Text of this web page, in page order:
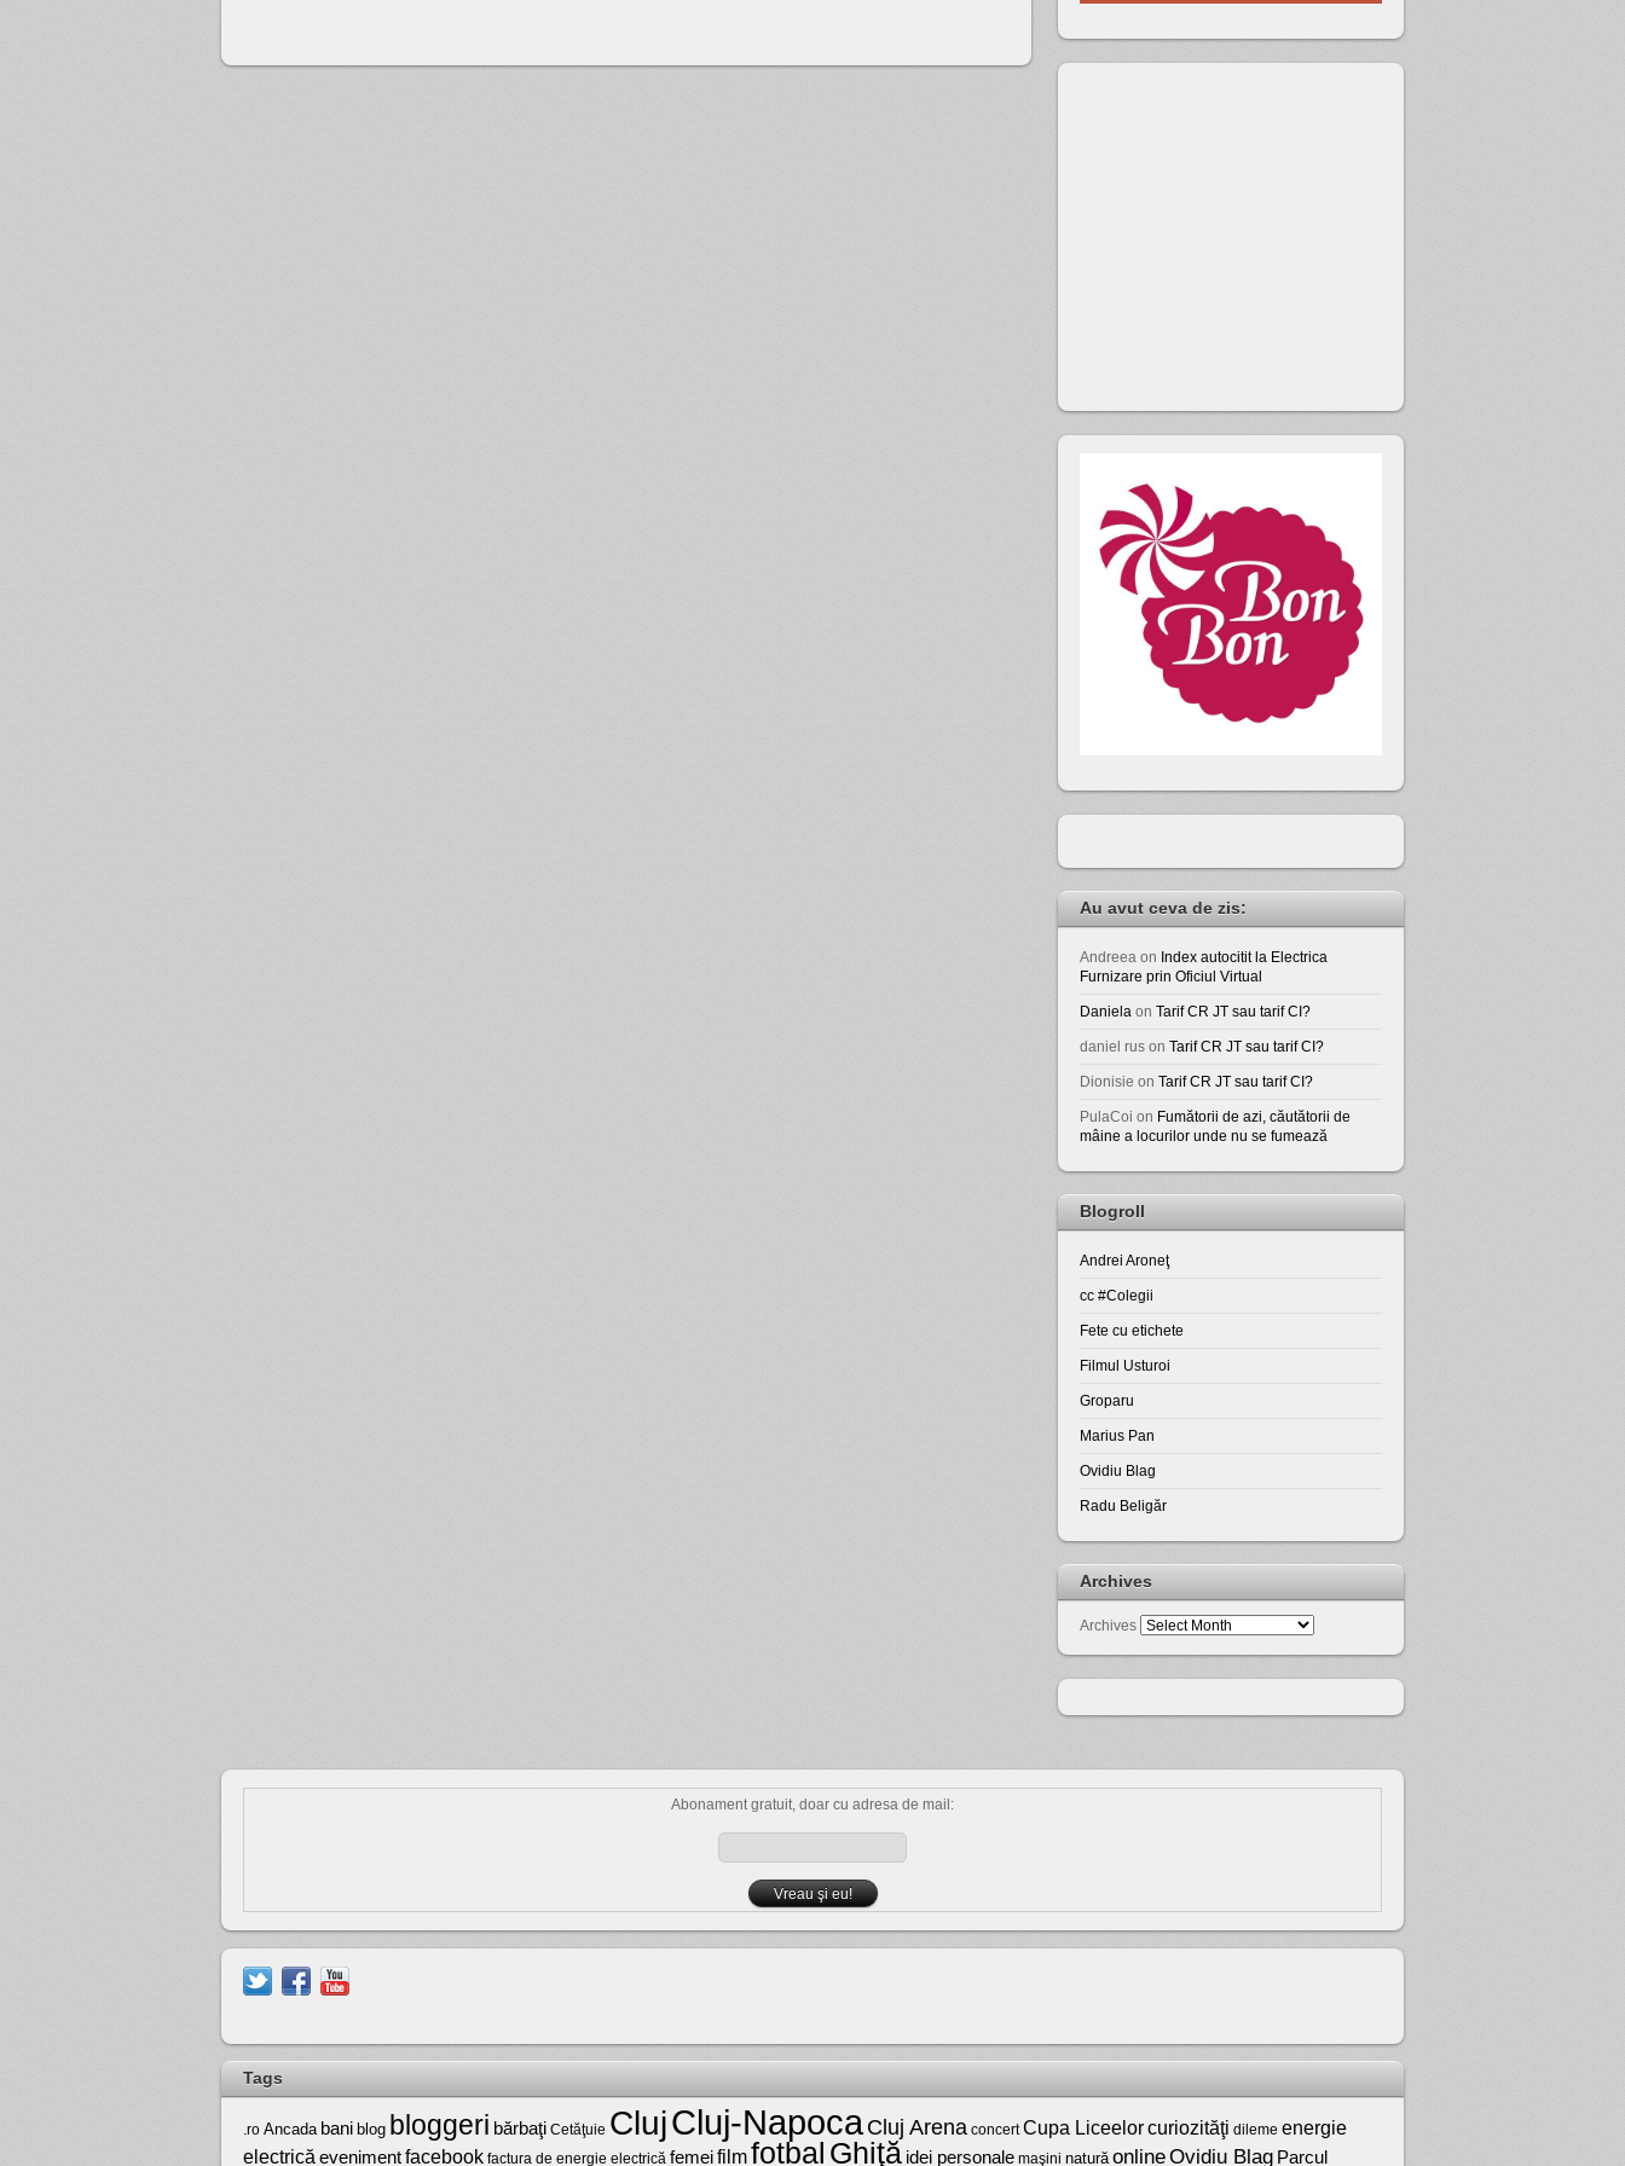
Au avut ceva de zis:
Andreea on Index autocitit la Electrica
Furnizare prin Oficiul Virtual
Daniela on Tarif CR JT sau tarif CI?
daniel rus on Tarif CR JT sau tarif CI?
Dionisie on Tarif CR JT sau tarif CI?
PulaCoi on Fumătorii de azi, căutătorii de
mâine a locurilor unde nu se fumează
Blogroll
Andrei Aroneţ
cc #Colegii
Fete cu etichete
Filmul Usturoi
Groparu
Marius Pan
Ovidiu Blag
Radu Beligăr
Archives
Archives
Abonament gratuit, doar cu adresa de mail:
Tags
.ro Ancada bani blog bloggeri bărbaţi Cetăţuie ClujCluj-Napoca Cluj Arena concert Cupa Liceelorcuriozităţi dileme energie
electrică evenimentfacebook factura de energie electrică femeifilmfotbal Ghiţă idei personale maşini natură onlineOvidiu Blag Parcul